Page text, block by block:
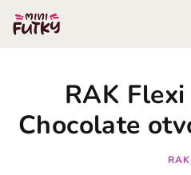
obsah
RAK
Chocolate
RAK